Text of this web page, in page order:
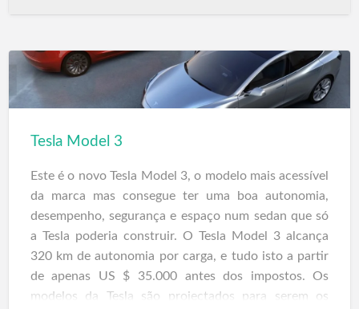
Tesla Model 3
Este é o novo Tesla Model 3, o modelo mais acessível
da marca mas consegue ter uma boa autonomia,
desempenho, segurança e espaço num sedan que só
a Tesla poderia construir. O Tesla Model 3 alcança
320 km de autonomia por carga, e tudo isto a partir
de apenas US $ 35.000 antes dos impostos. Os
modelos da Tesla são projectados para serem os